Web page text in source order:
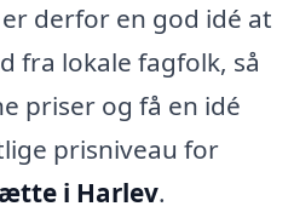
derfor en god idé at
fra lokale fagfolk, så
priser og få en idé
prisniveau for
i Harlev.